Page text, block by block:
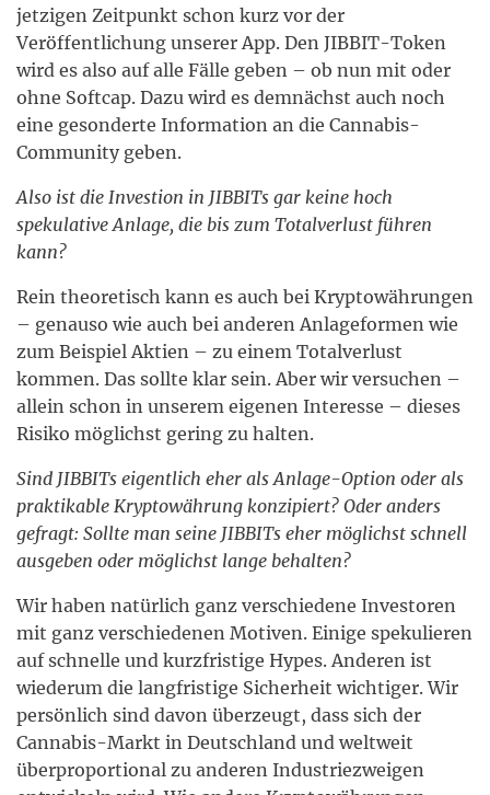
jetzigen Zeitpunkt schon kurz vor der
Veröffentlichung unserer App. Den JIBBIT-Token
wird es also auf alle Fälle geben – ob nun mit oder
ohne Softcap. Dazu wird es demnächst auch noch
eine gesonderte Information an die Cannabis-
Community geben.
Also ist die Investion in JIBBITs gar keine hoch
spekulative Anlage, die bis zum Totalverlust führen
kann?
Rein theoretisch kann es auch bei Kryptowährungen
– genauso wie auch bei anderen Anlageformen wie
zum Beispiel Aktien – zu einem Totalverlust
kommen. Das sollte klar sein. Aber wir versuchen –
allein schon in unserem eigenen Interesse – dieses
Risiko möglichst gering zu halten.
Sind JIBBITs eigentlich eher als Anlage-Option oder als
praktikable Kryptowährung konzipiert? Oder anders
gefragt: Sollte man seine JIBBITs eher möglichst schnell
ausgeben oder möglichst lange behalten?
Wir haben natürlich ganz verschiedene Investoren
mit ganz verschiedenen Motiven. Einige spekulieren
auf schnelle und kurzfristige Hypes. Anderen ist
wiederum die langfristige Sicherheit wichtiger. Wir
persönlich sind davon überzeugt, dass sich der
Cannabis-Markt in Deutschland und weltweit
überproportional zu anderen Industriezweigen